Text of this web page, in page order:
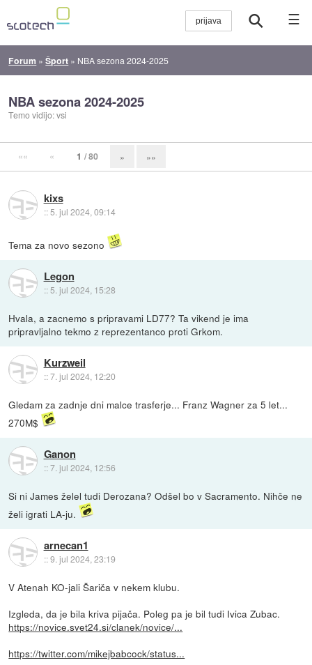
☰
Forum »Šport » NBA sezona 2024-2025
NBA sezona 2024-2025
Temo vidijo: vsi
«« « 1 / 80 » »»
kixs
::5. jul 2024, 09:14
Tema za novo sezono
Legon
:: 5. jul 2024, 15:28
Hvala, a zacnemo s pripravami LD77? Ta vikend je ima
pripravljalno tekmo z reprezentanco proti Grkom.
Kurzweil
::7. jul 2024, 12:20
Gledam za zadnje dni malce trasferje... Franz Wagner za 5 let...
270M$
Ganon
::7. jul 2024, 12:56
Si ni James želel tudi Derozana? Odšel bo v Sacramento. Nihče ne
želi igrati LA-ju.
arnecan1
::9. jul 2024, 23:19
V Atenah KO-jali Šariča v nekem klubu.
Izgleda, da je bila kriva pijača. Poleg pa je bil tudi Ivica Zubac.
https://novice.svet24.si/clanek/novice/...
https://twitter.com/mikejbabcock/status...